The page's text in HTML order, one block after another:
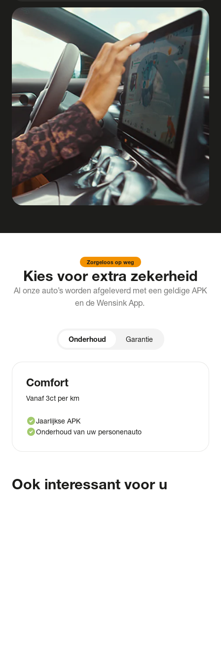
Zorgeloos op weg
Kies voor extra zekerheid
Al onze auto’s worden afgeleverd met een geldige APK
en de Wensink App.
Onderhoud Garantie
Comfort
Vanaf 3ct per km
check_circleJaarlijkse APK
check_circleOnderhoud van uw personenauto
Ook interessant voor u